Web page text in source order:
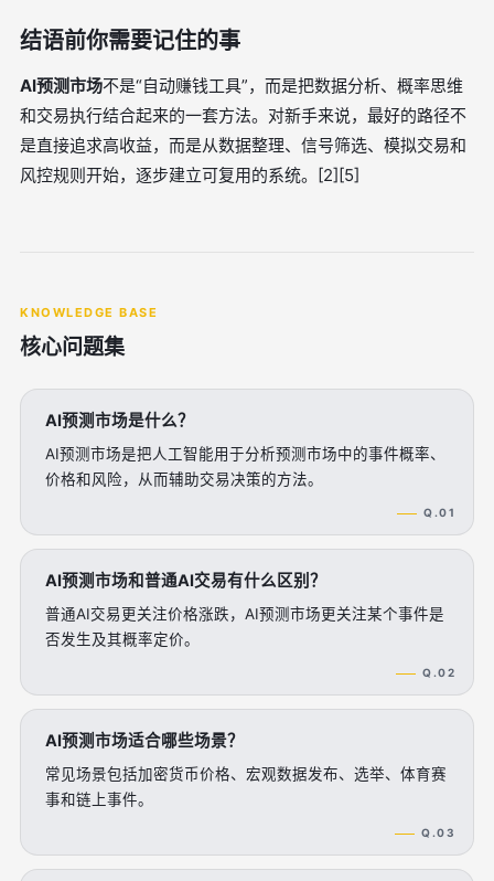
结语前你需要记住的事
AI预测市场不是“自动赚钱工具”，而是把数据分析、概率思维
和交易执行结合起来的一套方法。对新手来说，最好的路径不
是直接追求高收益，而是从数据整理、信号筛选、模拟交易和
风控规则开始，逐步建立可复用的系统。[2][5]
KNOWLEDGE BASE
核心问题集
AI预测市场是什么？
AI预测市场是把人工智能用于分析预测市场中的事件概率、
价格和风险，从而辅助交易决策的方法。
Q.01
AI预测市场和普通AI交易有什么区别？
普通AI交易更关注价格涨跌，AI预测市场更关注某个事件是
否发生及其概率定价。
Q.02
AI预测市场适合哪些场景？
常见场景包括加密货币价格、宏观数据发布、选举、体育赛
事和链上事件。
Q.03